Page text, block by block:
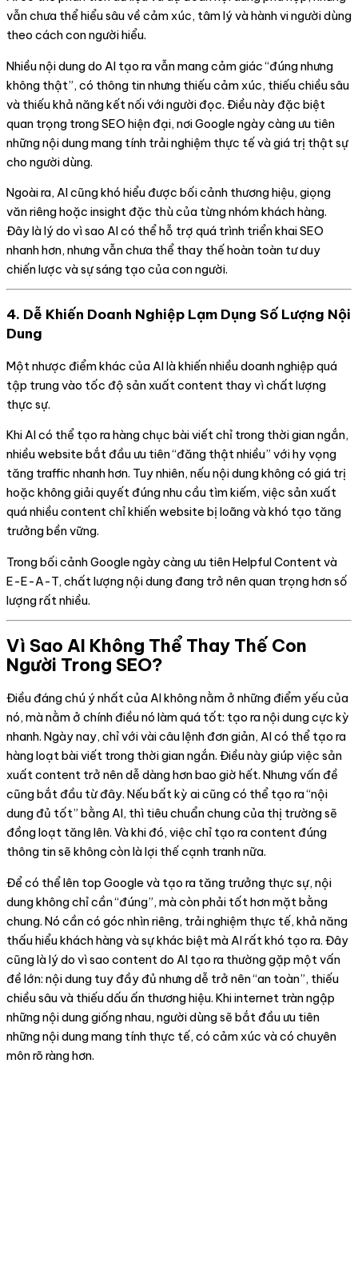
vẫn chưa thể hiểu sâu về cảm xúc, tâm lý và hành vi người dùng
theo cách con người hiểu.
Nhiều nội dung do AI tạo ra vẫn mang cảm giác “đúng nhưng
không thật”, có thông tin nhưng thiếu cảm xúc, thiếu chiều sâu
và thiếu khả năng kết nối với người đọc. Điều này đặc biệt
quan trọng trong SEO hiện đại, nơi Google ngày càng ưu tiên
những nội dung mang tính trải nghiệm thực tế và giá trị thật sự
cho người dùng.
Ngoài ra, AI cũng khó hiểu được bối cảnh thương hiệu, giọng
văn riêng hoặc insight đặc thù của từng nhóm khách hàng.
Đây là lý do vì sao AI có thể hỗ trợ quá trình triển khai SEO
nhanh hơn, nhưng vẫn chưa thể thay thế hoàn toàn tư duy
chiến lược và sự sáng tạo của con người.
4. Dễ Khiến Doanh Nghiệp Lạm Dụng Số Lượng Nội
Dung
Một nhược điểm khác của AI là khiến nhiều doanh nghiệp quá
tập trung vào tốc độ sản xuất content thay vì chất lượng
thực sự.
Khi AI có thể tạo ra hàng chục bài viết chỉ trong thời gian ngắn,
nhiều website bắt đầu ưu tiên “đăng thật nhiều” với hy vọng
tăng traffic nhanh hơn. Tuy nhiên, nếu nội dung không có giá trị
hoặc không giải quyết đúng nhu cầu tìm kiếm, việc sản xuất
quá nhiều content chỉ khiến website bị loãng và khó tạo tăng
trưởng bền vững.
Trong bối cảnh Google ngày càng ưu tiên Helpful Content và
E-E-A-T, chất lượng nội dung đang trở nên quan trọng hơn số
lượng rất nhiều.
Vì Sao AI Không Thể Thay Thế Con
Người Trong SEO?
Điều đáng chú ý nhất của AI không nằm ở những điểm yếu của
nó, mà nằm ở chính điều nó làm quá tốt: tạo ra nội dung cực kỳ
nhanh. Ngày nay, chỉ với vài câu lệnh đơn giản, AI có thể tạo ra
hàng loạt bài viết trong thời gian ngắn. Điều này giúp việc sản
xuất content trở nên dễ dàng hơn bao giờ hết. Nhưng vấn đề
cũng bắt đầu từ đây. Nếu bất kỳ ai cũng có thể tạo ra “nội
dung đủ tốt” bằng AI, thì tiêu chuẩn chung của thị trường sẽ
đồng loạt tăng lên. Và khi đó, việc chỉ tạo ra content đúng
thông tin sẽ không còn là lợi thế cạnh tranh nữa.
Để có thể lên top Google và tạo ra tăng trưởng thực sự, nội
dung không chỉ cần “đúng”, mà còn phải tốt hơn mặt bằng
chung. Nó cần có góc nhìn riêng, trải nghiệm thực tế, khả năng
thấu hiểu khách hàng và sự khác biệt mà AI rất khó tạo ra. Đây
cũng là lý do vì sao content do AI tạo ra thường gặp một vấn
đề lớn: nội dung tuy đầy đủ nhưng dễ trở nên “an toàn”, thiếu
chiều sâu và thiếu dấu ấn thương hiệu. Khi internet tràn ngập
những nội dung giống nhau, người dùng sẽ bắt đầu ưu tiên
những nội dung mang tính thực tế, có cảm xúc và có chuyên
môn rõ ràng hơn.